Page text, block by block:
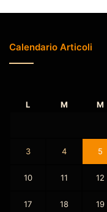
Calendario Articoli
L M M
3 4 5
10 11 12
17 18 19